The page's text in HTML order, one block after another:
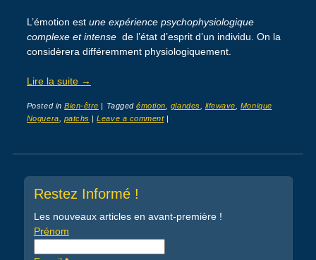
L’émotion est une expérience psychophysiologique
complexe et intensede l’état d’esprit d’un individu. On la
considèrera différemment physiologiquement.
Lire la suite →
Posted inBien-être Taggedémotion, glandes, lifewave, Monique
Noguera, patchs |Leave a comment
Post navigation
Restez Informé !
Les nouveaux articles en avant-première !
Prénom